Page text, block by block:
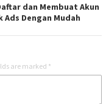
dan Membuat Akun
Ads Dengan Mudah
are marked *